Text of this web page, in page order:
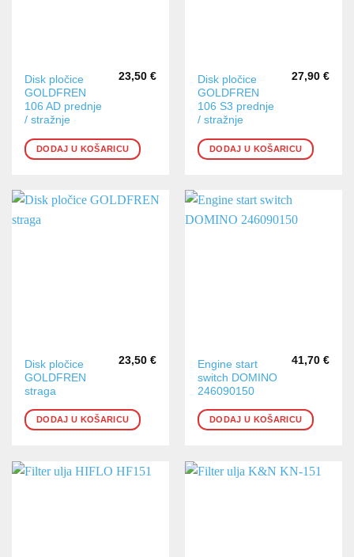
Disk pločice
GOLDFREN
106 AD prednje
/ stražnje
23,50 €
DODAJ U KOŠARICU
Disk pločice
GOLDFREN
106 S3 prednje
/ stražnje
27,90 €
DODAJ U KOŠARICU
Disk pločice
GOLDFREN
straga
23,50 €
DODAJ U KOŠARICU
Engine start
switch DOMINO
246090150
41,70 €
DODAJ U KOŠARICU